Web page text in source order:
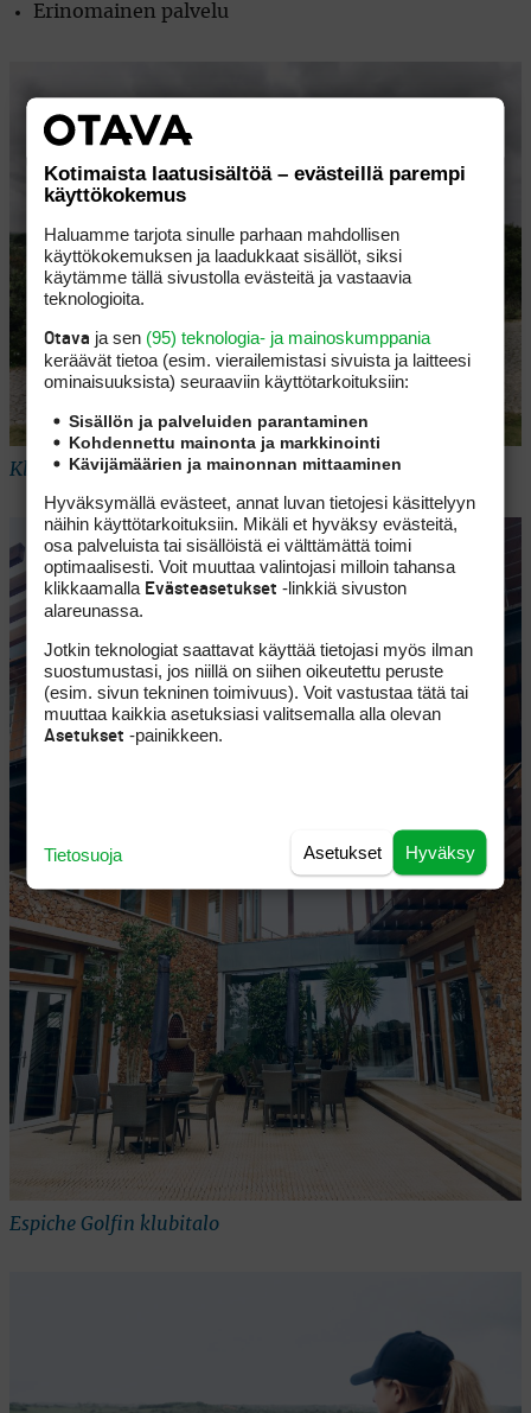
Erinomainen palvelu
Klubitalo näkyy komeana kentältä
Espiche Golfin klubitalo
Kotimaista laatusisältöä – evästeillä parempi
käyttökokemus
Haluamme tarjota sinulle parhaan mahdollisen
käyttökokemuksen ja laadukkaat sisällöt, siksi
käytämme tällä sivustolla evästeitä ja vastaavia
teknologioita.
Otava ja sen (95) teknologia- ja mainoskumppania
keräävät tietoa (esim. vierailemis­tasi sivuista ja laitteesi
ominaisuuk­sista) seuraaviin käyttötarkoituksiin:
Sisällön ja palveluiden parantaminen
Kohdennettu mainonta ja markkinointi
Kävijämäärien ja mainonnan mittaaminen
Hyväksymällä evästeet, annat luvan tietojesi käsittelyyn
näihin käyttötarkoituksiin. Mikäli et hyväksy evästeitä,
osa palveluista tai sisällöistä ei välttämättä toimi
optimaalisesti. Voit muuttaa valintojasi milloin tahansa
klikkaamalla Evästeasetukset -linkkiä sivuston
alareunassa.
Jotkin teknologiat saattavat käyttää tietojasi myös ilman
suostumustasi, jos niillä on siihen oikeutettu peruste
(esim. sivun tekninen toimivuus). Voit vastustaa tätä tai
muuttaa kaikkia asetuksiasi valitsemalla alla olevan
Asetukset -painikkeen.
Hyväksy
Asetukset
Tietosuoja